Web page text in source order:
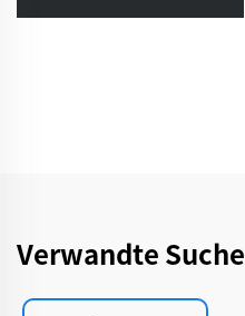
Verwandte Suche